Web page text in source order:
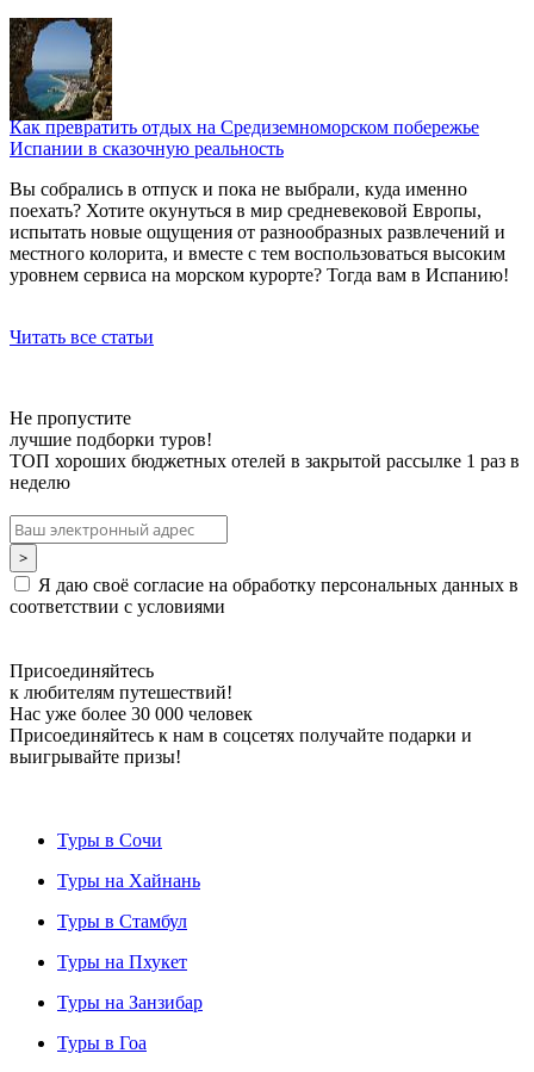
Как превратить отдых на Средиземноморском побережье
Испании в сказочную реальность
Вы собрались в отпуск и пока не выбрали, куда именно
поехать? Хотите окунуться в мир средневековой Европы,
испытать новые ощущения от разнообразных развлечений и
местного колорита, и вместе с тем воспользоваться высоким
уровнем сервиса на морском курорте? Тогда вам в Испанию!
Читать все статьи
Не пропустите
лучшие подборки туров!
ТОП хороших бюджетных отелей в закрытой рассылке 1 раз в
неделю
Я даю своё согласие на обработку персональных данных в
соответствии с условиями
Присоединяйтесь
к любителям путешествий!
Нас уже более 30 000 человек
Присоединяйтесь к нам в соцсетях получайте подарки и
выигрывайте призы!
Туры в Сочи
Туры на Хайнань
Туры в Стамбул
Туры на Пхукет
Туры на Занзибар
Туры в Гоа